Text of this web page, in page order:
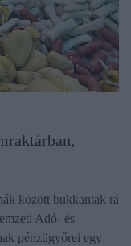
között bukkantak rá
Adó- és
pénzügyőrei egy